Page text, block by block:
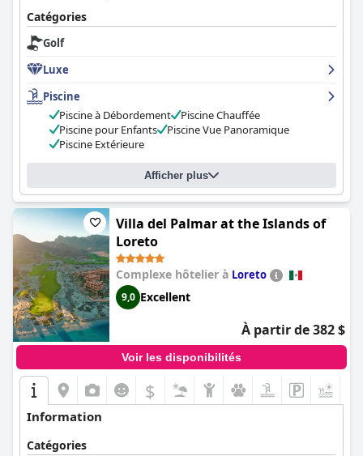
Catégories
Golf
Luxe
Piscine
Piscine à Débordement
Piscine Chauffée
Piscine pour Enfants
Piscine Vue Panoramique
Piscine Extérieure
Afficher plus
Villa del Palmar at the Islands of
Loreto
Complexe hôtelier à Loreto
9,0 Excellent
À partir de 382 $
Voir les disponibilités
$
Information
Catégories